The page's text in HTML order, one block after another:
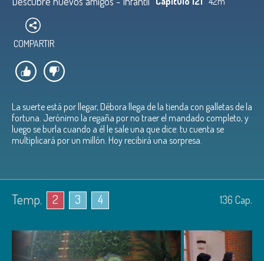
COMPARTIR
La suerte está por llegar, Débora llega de la tienda con galletas de la
fortuna. Jerónimo la regaña por no traer el mandado completo, y
luego se burla cuando a él le sale una que dice: tu cuenta se
multiplicará por un millón. Hoy recibirá una sorpresa.
Temp. 2 3 4 136 Cap.